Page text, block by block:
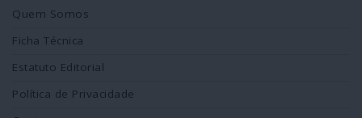
Quem Somos
Ficha Técnica
Estatuto Editorial
Política de Privacidade